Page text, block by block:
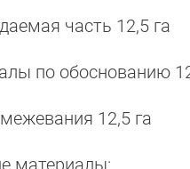
часть 12,5 га
по обоснованию
12,5 га
материалы: